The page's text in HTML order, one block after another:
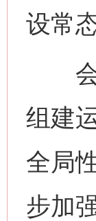
设常
会
组建
全局
步加